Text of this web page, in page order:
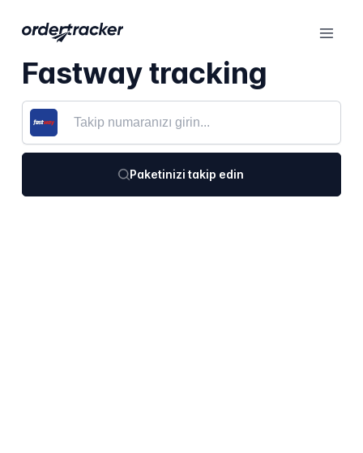
Fastway tracking
Paketinizi takip edin